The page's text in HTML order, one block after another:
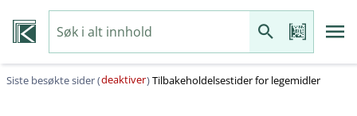
Siste besøkte sider (deaktiver)Tilbakeholdelsestider for legemidler